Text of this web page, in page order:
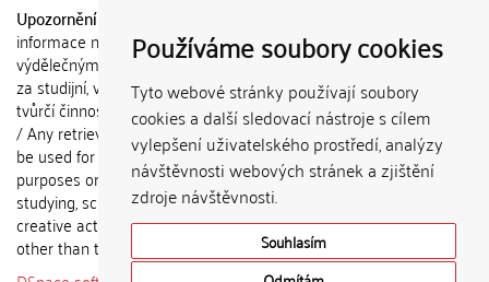
Používáme soubory cookies
Tyto webové stránky používají soubory
cookies a další sledovací nástroje s cílem
vylepšení uživatelského prostředí, analýzy
návštěvnosti webových stránek a zjištění
zdroje návštěvnosti.
Souhlasím
Upozornění / Notice:
informace nemohou být použity k
výdělečným účelům nebo vydávány
za studijní, vědeckou nebo jinou
tvůrčí činnost jiné osoby než autora.
/ Any retrieved information shall not
be used for any commercial
purposes or claimed as results of
studying, scientific or any other
creative activities of any person
other than the author.